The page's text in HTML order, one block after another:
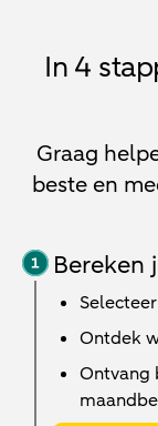
In 4
Graag
beste en
Bereken
Ontdek
Ontvang